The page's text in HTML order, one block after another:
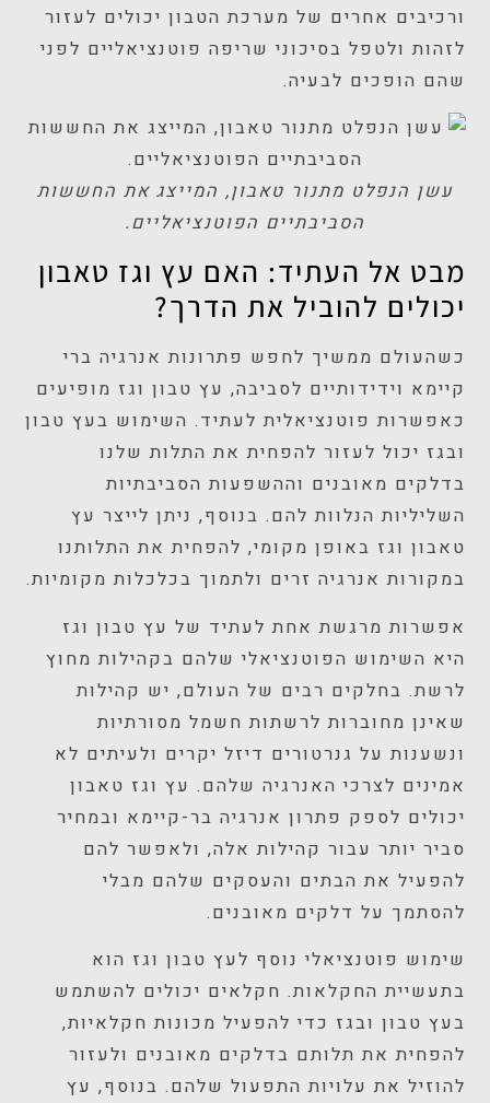
ורכיבים אחרים של מערכת הטבון יכולים לעזור
לזהות ולטפל בסיכוני שריפה פוטנציאליים לפני
שהם הופכים לבעיה.
עשן הנפלט מתנור טאבון, המייצג את החששות
הסביבתיים הפוטנציאליים.
מבט אל העתיד: האם עץ וגז טאבון
יכולים להוביל את הדרך?
כשהעולם ממשיך לחפש פתרונות אנרגיה ברי
קיימא וידידותיים לסביבה, עץ טבון וגז מופיעים
כאפשרות פוטנציאלית לעתיד. השימוש בעץ טבון
ובגז יכול לעזור להפחית את התלות שלנו
בדלקים מאובנים וההשפעות הסביבתיות
השליליות הנלוות להם. בנוסף, ניתן לייצר עץ
טאבון וגז באופן מקומי, להפחית את התלותנו
במקורות אנרגיה זרים ולתמוך בכלכלות מקומיות.
אפשרות מרגשת אחת לעתיד של עץ טבון וגז
היא השימוש הפוטנציאלי שלהם בקהילות מחוץ
לרשת. בחלקים רבים של העולם, יש קהילות
שאינן מחוברות לרשתות חשמל מסורתיות
ונשענות על גנרטורים דיזל יקרים ולעיתים לא
אמינים לצרכי האנרגיה שלהם. עץ וגז טאבון
יכולים לספק פתרון אנרגיה בר-קיימא ובמחיר
סביר יותר עבור קהילות אלה, ולאפשר להם
להפעיל את הבתים והעסקים שלהם מבלי
להסתמך על דלקים מאובנים.
שימוש פוטנציאלי נוסף לעץ טבון וגז הוא
בתעשיית החקלאות. חקלאים יכולים להשתמש
בעץ טבון ובגז כדי להפעיל מכונות חקלאיות,
להפחית את תלותם בדלקים מאובנים ולעזור
להוזיל את עלויות התפעול שלהם. בנוסף, עץ